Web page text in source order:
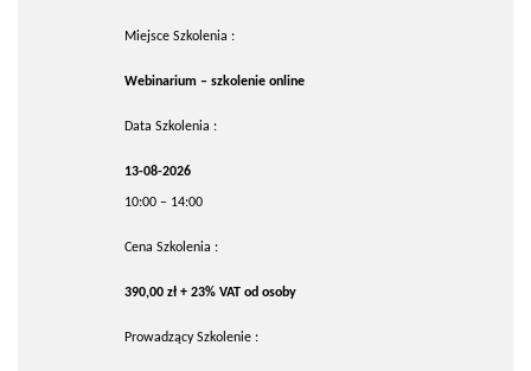
Miejsce Szkolenia :
Webinarium – szkolenie online
Data Szkolenia :
13-08-2026
10:00 – 14:00
Cena Szkolenia :
390,00 zł + 23% VAT od osoby
Prowadzący Szkolenie :